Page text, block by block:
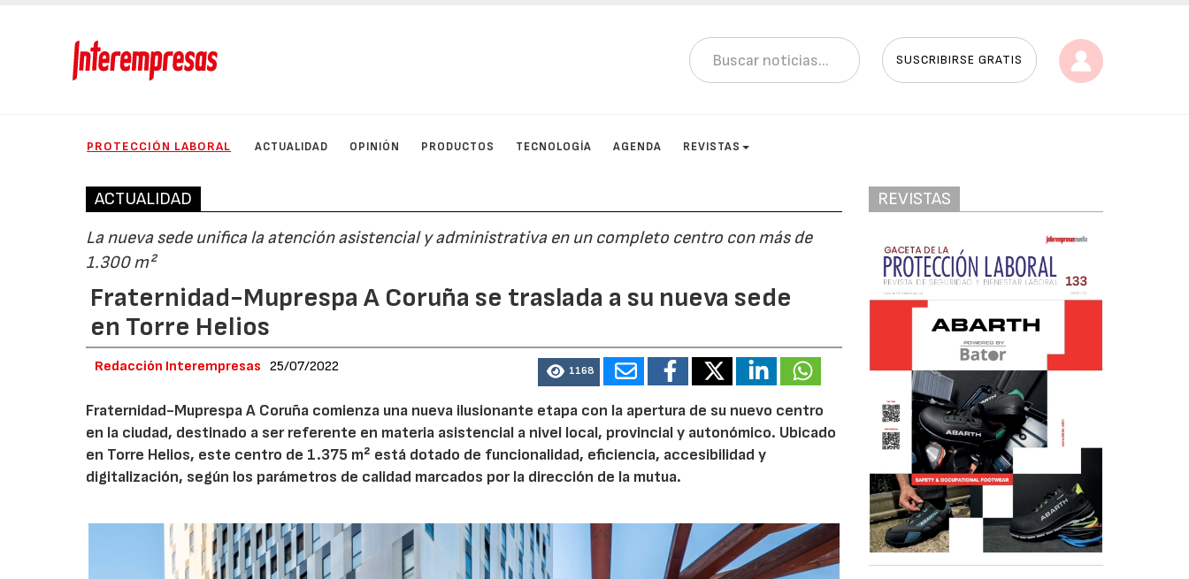
SUSCRIBIRSE GRATIS
PROTECCIÓN LABORAL ACTUALIDAD OPINIÓN PRODUCTOS TECNOLOGÍA AGENDA REVISTAS
ACTUALIDAD
La nueva sede unifica la atención asistencial y administrativa en un completo centro con más de
1.300 m²
Fraternidad-Muprespa A Coruña se traslada a su nueva sede
en Torre Helios
Redacción Interempresas 25/07/2022 1168
Fraternidad-Muprespa A Coruña comienza una nueva ilusionante etapa con la apertura de su nuevo centro
en la ciudad, destinado a ser referente en materia asistencial a nivel local, provincial y autonómico. Ubicado
en Torre Helios, este centro de 1.375 m² está dotado de funcionalidad, eficiencia, accesibilidad y
digitalización, según los parámetros de calidad marcados por la dirección de la mutua.
REVISTAS